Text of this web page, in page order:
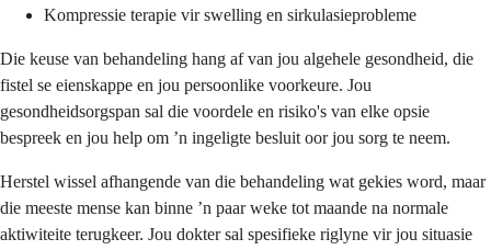
Kompressie terapie vir swelling en sirkulasieprobleme
Die keuse van behandeling hang af van jou algehele gesondheid, die
fistel se eienskappe en jou persoonlike voorkeure. Jou
gesondheidsorgspan sal die voordele en risiko's van elke opsie
bespreek en jou help om ’n ingeligte besluit oor jou sorg te neem.
Herstel wissel afhangende van die behandeling wat gekies word, maar
die meeste mense kan binne ’n paar weke tot maande na normale
aktiwiteite terugkeer. Jou dokter sal spesifieke riglyne vir jou situasie